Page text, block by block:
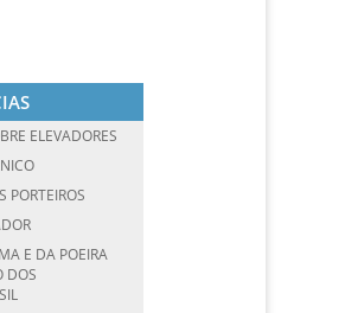
ELEVADORES
PORTEIROS
E DA POEIRA
DOS